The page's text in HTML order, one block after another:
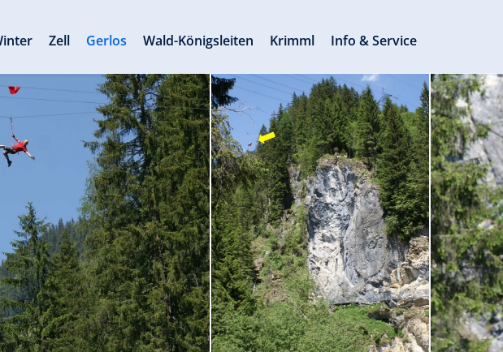
Zell Gerlos Wald-Königsleiten Krimml Info & Service